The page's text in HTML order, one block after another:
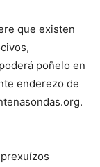
que existen
poñelo en
enderezo de